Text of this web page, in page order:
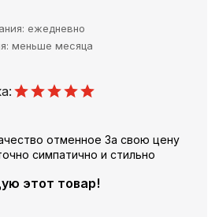
ежедневно
меньше месяца
отменное За свою цену
симпатично и стильно
этот товар!